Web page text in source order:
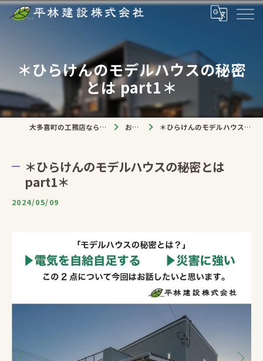
＊ひらけんのモデルハウスの秘密
とは part1＊
大多喜町の工務店なら平林建設株式会社 お知らせ ＊ひらけんのモデルハウスの秘密とは part1＊
＊ひらけんのモデルハウスの秘密とは
part1＊
2024/05/09